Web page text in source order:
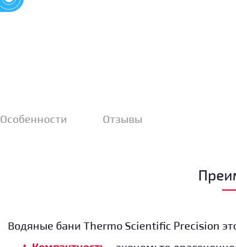
Особенности Отзывы
Водяные бани Thermo Scientific Precision